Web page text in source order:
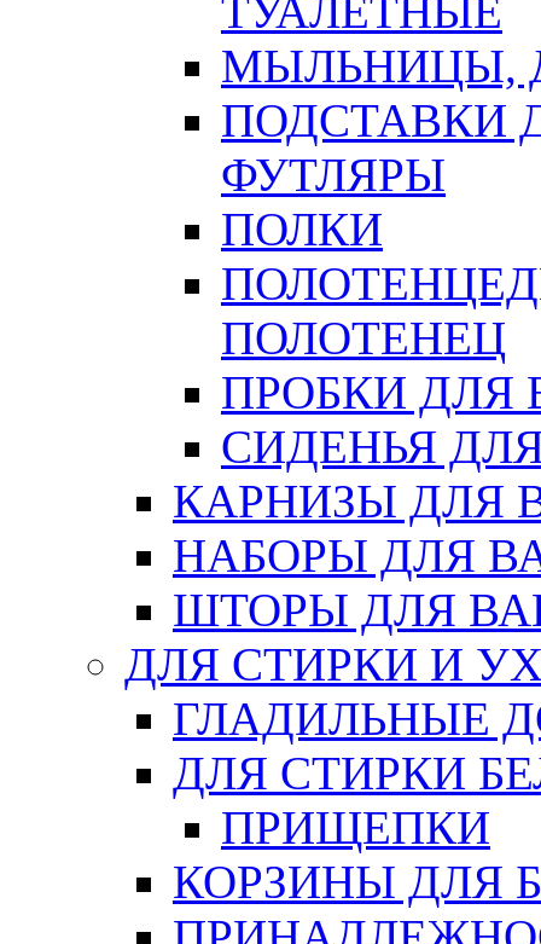
ТУАЛЕТНЫЕ
МЫЛЬНИЦЫ,
ПОДСТАВКИ
ФУТЛЯРЫ
ПОЛКИ
ПОЛОТЕНЕЦ
ПРОБКИ ДЛЯ
СИДЕНЬЯ
КАРНИЗЫ ДЛЯ
НАБОРЫ ДЛЯ
ШТОРЫ ДЛЯ
ДЛЯ СТИРКИ И
ГЛАДИЛЬНЫЕ
ДЛЯ СТИРКИ
ПРИЩЕПКИ
КОРЗИНЫ ДЛЯ